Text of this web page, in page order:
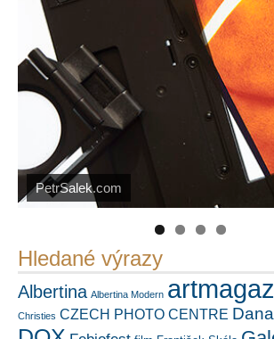
PetrSalek.com
Náš mediální partner
https://kuula.co/profile/PetrSalek/
Hledané výrazy
Albertina Albertina Modern
Christies CZECH PHOTO CENTRE